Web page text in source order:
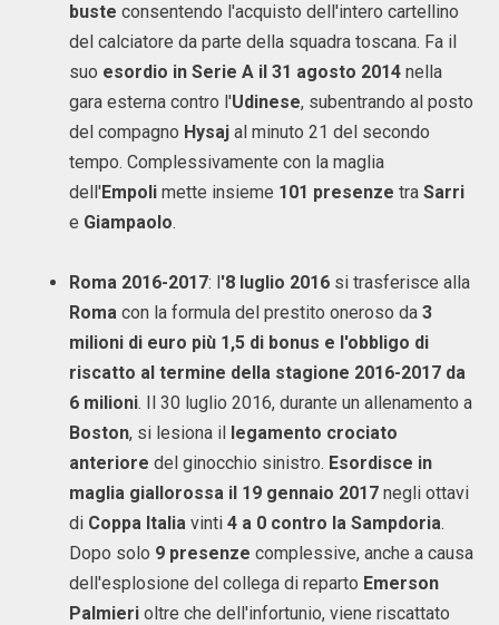
buste consentendo l'acquisto dell'intero cartellino
del calciatore da parte della squadra toscana. Fa il
suo esordio in Serie A il 31 agosto 2014 nella
gara esterna contro l'Udinese, subentrando al posto
del compagno Hysaj al minuto 21 del secondo
tempo. Complessivamente con la maglia
dell'Empoli mette insieme 101 presenze tra Sarri
e Giampaolo.
Roma 2016-2017: l'8 luglio 2016 si trasferisce alla
Roma con la formula del prestito oneroso da 3
milioni di euro più 1,5 di bonus e l'obbligo di
riscatto al termine della stagione 2016-2017 da
6 milioni. Il 30 luglio 2016, durante un allenamento a
Boston, si lesiona il legamento crociato
anteriore del ginocchio sinistro. Esordisce in
maglia giallorossa il 19 gennaio 2017 negli ottavi
di Coppa Italia vinti 4 a 0 contro la Sampdoria.
Dopo solo 9 presenze complessive, anche a causa
dell'esplosione del collega di reparto Emerson
Palmieri oltre che dell'infortunio, viene riscattato